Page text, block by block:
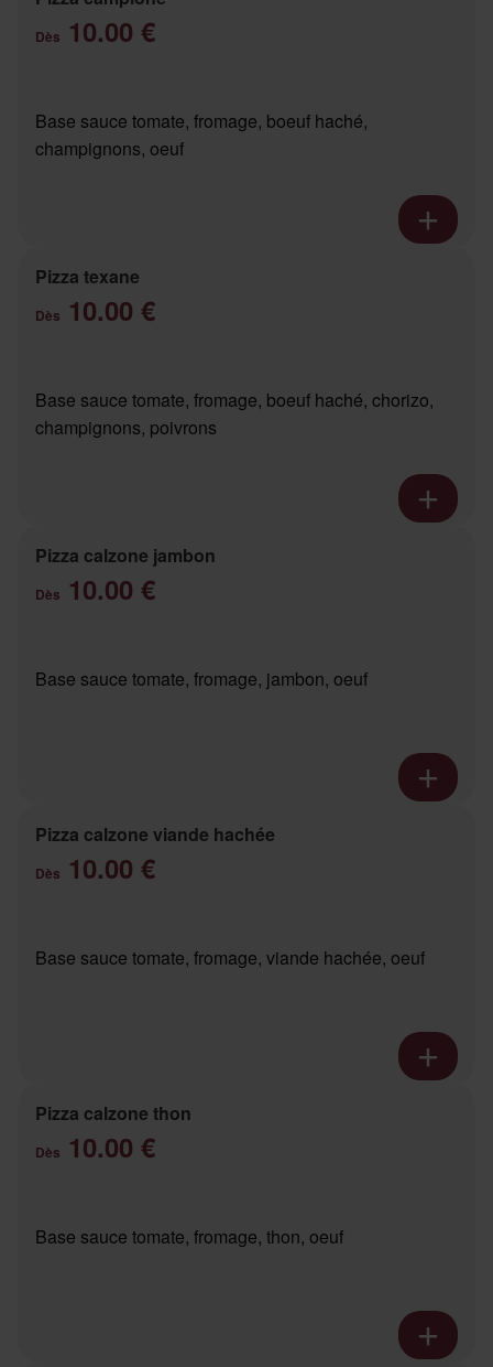
Dès 10.00 €
Base sauce tomate, fromage, boeuf haché,
champignons, oeuf
Pizza texane
Dès 10.00 €
Base sauce tomate, fromage, boeuf haché, chorizo,
champignons, poivrons
Pizza calzone jambon
Dès 10.00 €
Base sauce tomate, fromage, jambon, oeuf
Pizza calzone viande hachée
Dès 10.00 €
Base sauce tomate, fromage, viande hachée, oeuf
Pizza calzone thon
Dès 10.00 €
Base sauce tomate, fromage, thon, oeuf